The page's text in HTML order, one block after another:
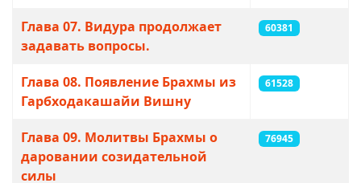
Глава 07. Видура продолжает
задавать вопросы.
60381
Глава 08. Появление Брахмы из
Гарбходакашайи Вишну
61528
Глава 09. Молитвы Брахмы о
даровании созидательной
силы
76945